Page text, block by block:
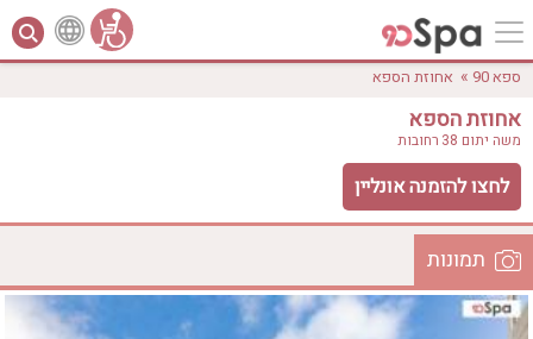
לפי אבזורים
אישור טווח מחירים
ספא 90 » אחוזת הספא
אחוזת הספא
משה יתום 38 רחובות
לחצו להזמנה אונליין
תמונות
המקום